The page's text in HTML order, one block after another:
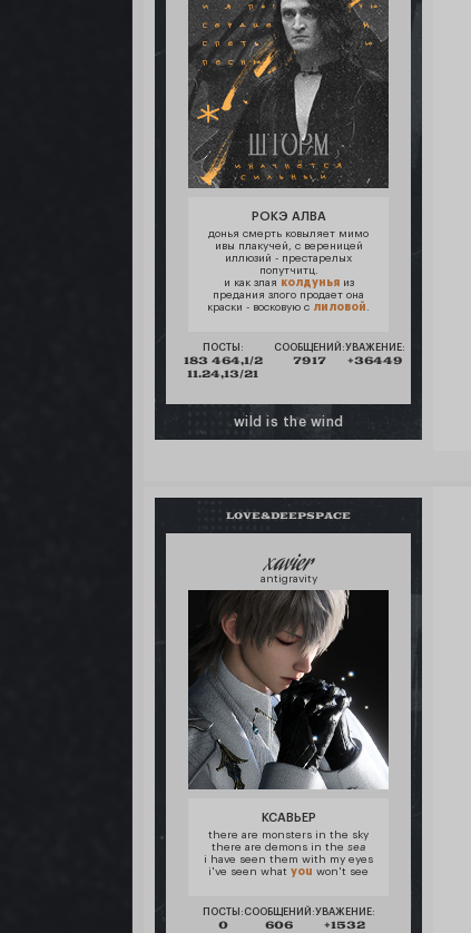
РОКЭ АЛВА
донья смерть ковыляет мимо
ивы плакучей, с вереницей
иллюзий - престарелых
попутчитц.
и как злая колдуньяиз
предания злого продает она
краски - восковую с лиловой .
ПОСТЫ:
183 464,1/2
11.24,13/21
СООБЩЕНИЙ:
7917
УВАЖЕНИЕ:
+36449
wild is the wind
LOVE&DEEPSPACE
xavier
antigravity
КСАВЬЕР
there are monsters in the sky
there are demons in the sea
i have seen them with my eyes
i've seen what you won't see
ПОСТЫ:
0
СООБЩЕНИЙ:
606
УВАЖЕНИЕ:
+1532